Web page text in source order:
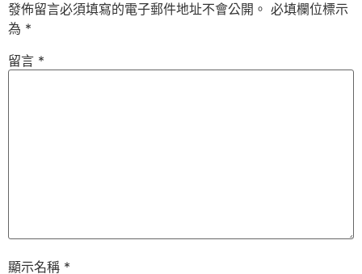
發佈留言必須填寫的電子郵件地址不會公開。 必填欄位標示
為 *
留言 *
顯示名稱 *